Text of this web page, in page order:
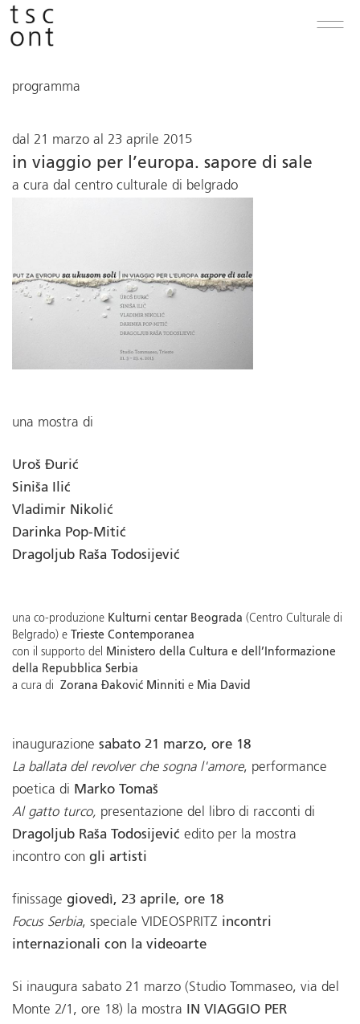
programma
dal 21 marzo al 23 aprile 2015
in viaggio per l’europa. sapore di sale
a cura dal centro culturale di belgrado
una mostra di
Uroš Đurić
Siniša Ilić
Vladimir Nikolić
Darinka Pop-Mitić
Dragoljub Raša Todosijević
una co-produzione Kulturni centar Beograda (Centro Culturale di
Belgrado) e Trieste Contemporanea
con il supporto del
Ministero della Cultura e dell’Informazione
della Repubblica Serbia
a cura di
Zorana Đaković Minniti e Mia David
inaugurazione sabato 21 marzo, ore 18
La ballata del revolver che sogna l'amore, performance
poetica di Marko Tomaš
Al gatto turco, presentazione del libro di racconti di
Dragoljub Raša Todosijević edito per la mostra
incontro con gli artisti
finissage giovedì, 23 aprile, ore 18
Focus Serbia, speciale VIDEOSPRITZ incontri
internazionali con la videoarte
Si inaugura sabato 21 marzo (Studio Tommaseo, via del
Monte 2/1, ore 18) la mostra
IN VIAGGIO PER